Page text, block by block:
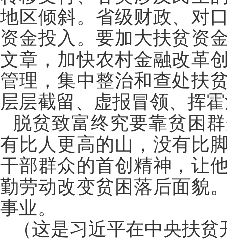
地区倾斜。省级财政、对
资金投入。要加大扶贫资
文章，加快农村金融改革
管理，集中整治和查处扶
层层截留、虚报冒领、挥
脱贫致富终究要靠贫困
有比人更高的山，没有比
干部群众的首创精神，让
勤劳动改变贫困落后面貌
事业。
（这是习近平在中央扶